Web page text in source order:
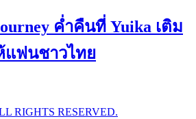
ค่ำคืนที่ Yuika เติม
แฟนชาวไทย
RIGHTS RESERVED.